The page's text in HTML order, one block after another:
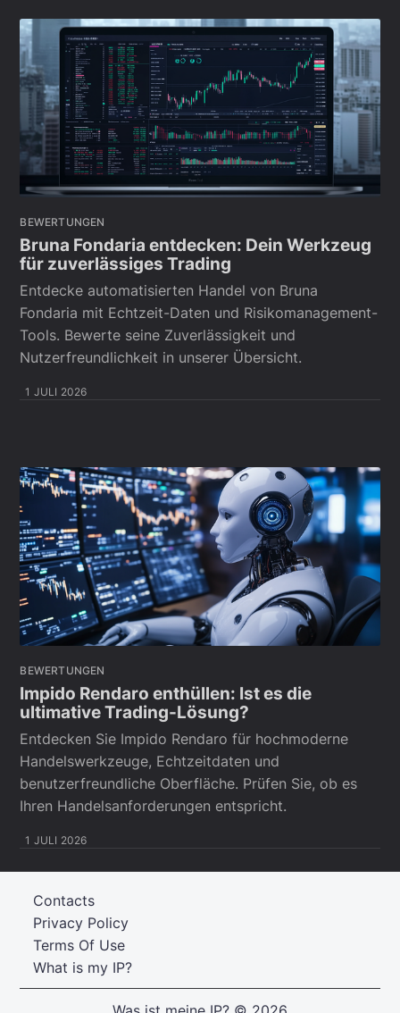
BEWERTUNGEN
Bruna Fondaria entdecken: Dein Werkzeug
für zuverlässiges Trading
Entdecke automatisierten Handel von Bruna
Fondaria mit Echtzeit-Daten und Risikomanagement-
Tools. Bewerte seine Zuverlässigkeit und
Nutzerfreundlichkeit in unserer Übersicht.
1 JULI 2026
BEWERTUNGEN
Impido Rendaro enthüllen: Ist es die
ultimative Trading-Lösung?
Entdecken Sie Impido Rendaro für hochmoderne
Handelswerkzeuge, Echtzeitdaten und
benutzerfreundliche Oberfläche. Prüfen Sie, ob es
Ihren Handelsanforderungen entspricht.
1 JULI 2026
What is my IP?
Terms Of Use
Privacy Policy
Contacts